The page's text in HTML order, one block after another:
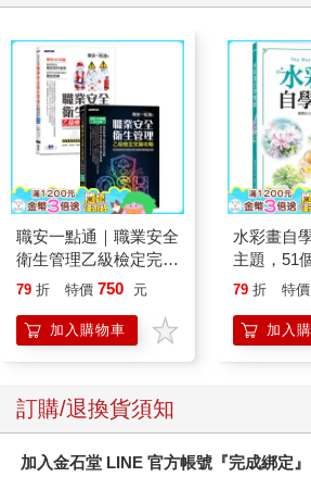
職安一點通｜職業安全
衛生管理乙級檢定完勝
攻略｜2026版(套書)
79 折 特價 750 元
加入購物車
水彩畫自
主題，51
點，一本
79 折 特價
加入
訂購/退換貨須知
加入金石堂 LINE 官方帳號『完成綁定